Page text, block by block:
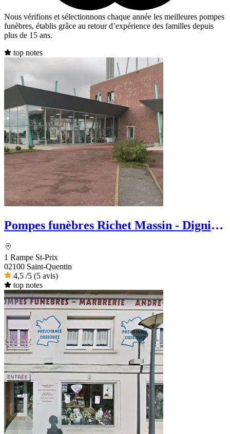
Nous vérifions et sélectionnons chaque année les meilleures pompes
funèbres, établis grâce au retour d’expérience des familles depuis
plus de 15 ans.
top notes
Pompes funèbres Richet Massin - Dignité
1 Rampe St-Prix
02100 Saint-Quentin
4,5 /5 (5 avis)
top notes